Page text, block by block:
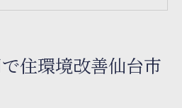
めのエアコン選びのポイン
住環境改善仙台市